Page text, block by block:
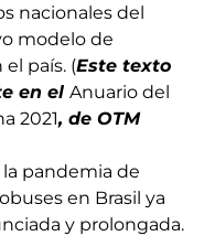
nacionales del
modelo de
país. (Este texto
en el Anuario del
2021, de OTM
pandemia de
en Brasil ya
y prolongada.